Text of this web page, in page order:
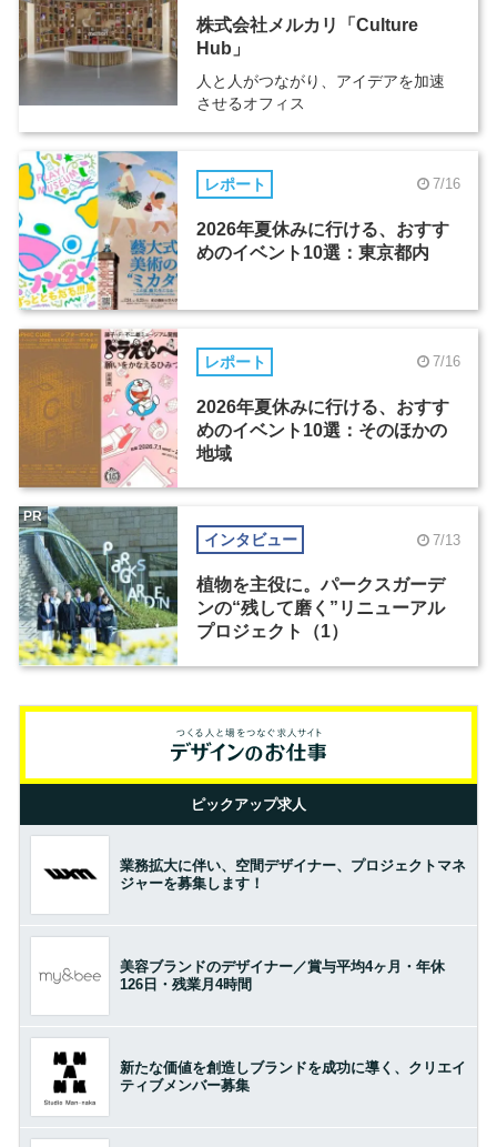
株式会社メルカリ「Culture
Hub」
人と人がつながり、アイデアを加速
させるオフィス
レポート 7/16
2026年夏休みに行ける、おすす
めのイベント10選：東京都内
レポート 7/16
2026年夏休みに行ける、おすす
めのイベント10選：そのほかの
地域
インタビュー 7/13
植物を主役に。パークスガーデ
ンの“残して磨く”リニューアル
プロジェクト（1）
PR
ピックアップ求人
業務拡大に伴い、空間デザイナー、プロジェクトマネ
ジャーを募集します！
美容ブランドのデザイナー／賞与平均4ヶ月・年休
126日・残業月4時間
新たな価値を創造しブランドを成功に導く、クリエイ
ティブメンバー募集